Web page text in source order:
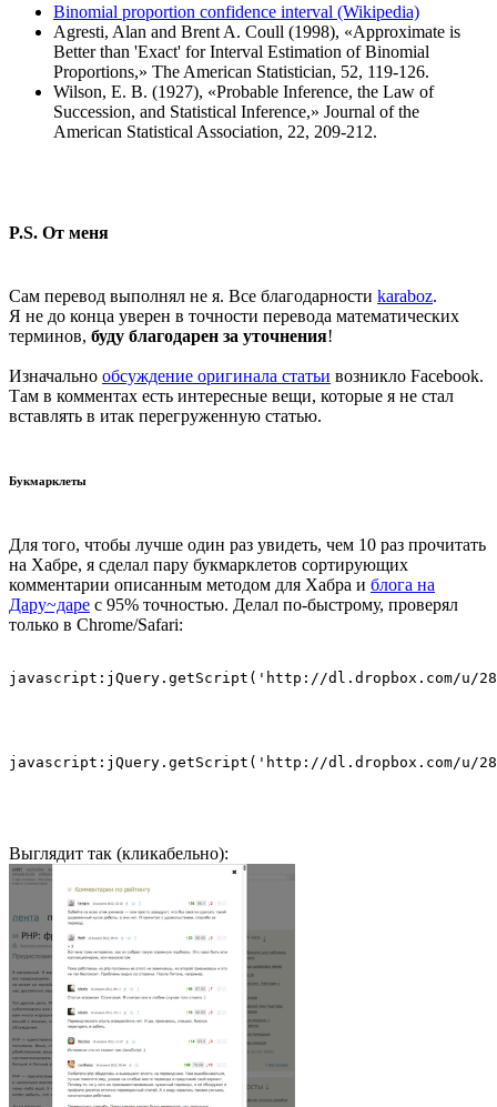
Binomial proportion confidence interval (Wikipedia)
Agresti, Alan and Brent A. Coull (1998), «Approximate is
Better than 'Exact' for Interval Estimation of Binomial
Proportions,» The American Statistician, 52, 119-126.
Wilson, E. B. (1927), «Probable Inference, the Law of
Succession, and Statistical Inference,» Journal of the
American Statistical Association, 22, 209-212.
P.S. От меня
Сам перевод выполнял не я. Все благодарности karaboz.
Я не до конца уверен в точности перевода математических
терминов, буду благодарен за уточнения!
Изначально обсуждение оригинала статьи возникло Facebook.
Там в комментах есть интересные вещи, которые я не стал
вставлять в итак перегруженную статью.
Букмарклеты
Для того, чтобы лучше один раз увидеть, чем 10 раз прочитать
на Хабре, я сделал пару букмарклетов сортирующих
комментарии описанным методом для Хабра и блога на
Дару~даре с 95% точностью. Делал по-быстрому, проверял
только в Chrome/Safari:
Выглядит так (кликабельно):